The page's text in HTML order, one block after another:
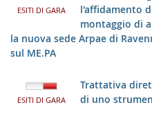
ESITI DI GARA
l'affidamento
montaggio di
la nuova sede Arpae di
sul ME.PA
ESITI DI GARA
Trattativa
di uno